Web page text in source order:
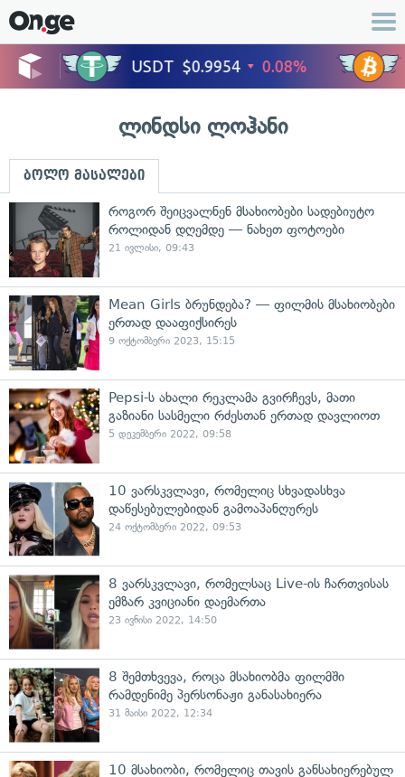
ლინდსი ლოჰანი
ბოლო მასალები
როგორ შეიცვალნენ მსახიობები სადებიუტო
როლიდან დღემდე — ნახეთ ფოტოები
21 ივლისი, 09:43
Mean Girls ბრუნდება? — ფილმის მსახიობები
ერთად დააფიქსირეს
9 ოქტომბერი 2023, 15:15
Pepsi-ს ახალი რეკლამა გვირჩევს, მათი
გაზიანი სასმელი რძესთან ერთად დავლიოთ
5 დეკემბერი 2022, 09:58
10 ვარსკვლავი, რომელიც სხვადასხვა
დაწესებულებიდან გამოაპანღურეს
24 ოქტომბერი 2022, 09:53
8 ვარსკვლავი, რომელსაც Live-ის ჩართვისას
ემზარ კვიციანი დაემართა
23 ივნისი 2022, 14:50
8 შემთხვევა, როცა მსახიობმა ფილმში
რამდენიმე პერსონაჟი განასახიერა
31 მაისი 2022, 12:34
10 მსახიობი, რომელიც თავის განსახიერებულ